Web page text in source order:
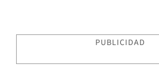
PUBLICIDAD